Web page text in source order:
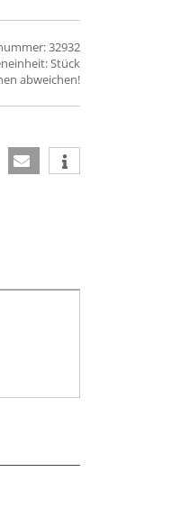
32932
Stück
abweichen!